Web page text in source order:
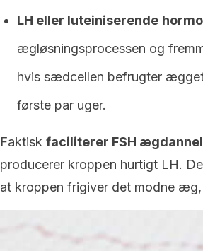
LH eller luteiniserende
ægløsningsprocessen og
hvis sædcellen befrugter
første par uger.
Faktisk faciliterer FSH
producerer kroppen hurtigt LH.
at kroppen frigiver det modne